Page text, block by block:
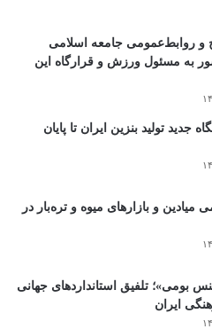
و روابط‌عمومی جامعه اسلامی
به مسئول ورزش و قرارگاه این
جدید تولید بنزین ایران تا پایان
میادین و بازارهای میوه و تره‌بار در
بومی»؛ تلفیق استانداردهای جهانی
ایران